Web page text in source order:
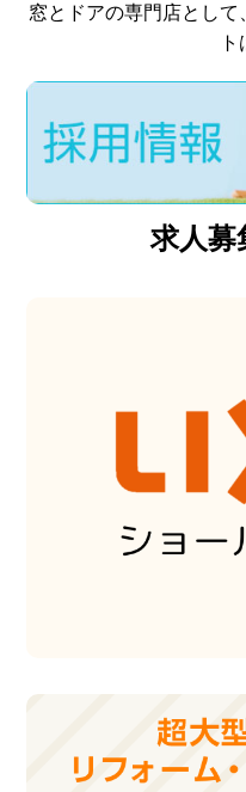
窓とドアの専門店として
求人募